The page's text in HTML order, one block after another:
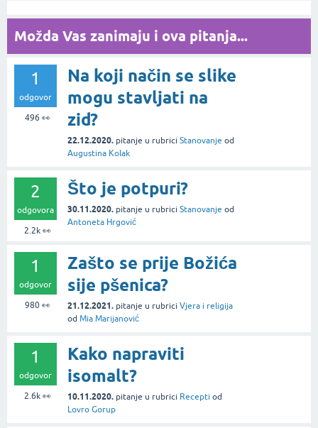
Možda Vas zanimaju i ova pitanja...
1
odgovor
496 👀
Na koji način se slike
mogu stavljati na
zid?
22.12.2020. pitanje u rubrici Stanovanje od
Augustina Kolak
2
odgovora
2.2k👀
Što je potpuri?
30.11.2020. pitanje u rubrici Stanovanje od
Antoneta Hrgović
1
odgovor
980👀
Zašto se prije Božića
sije pšenica?
21.12.2021. pitanje u rubrici Vjera i religija
od Mia Marijanović
1
odgovor
2.6k👀
Kako napraviti
isomalt?
10.11.2020. pitanje u rubrici Recepti od
Lovro Gorup